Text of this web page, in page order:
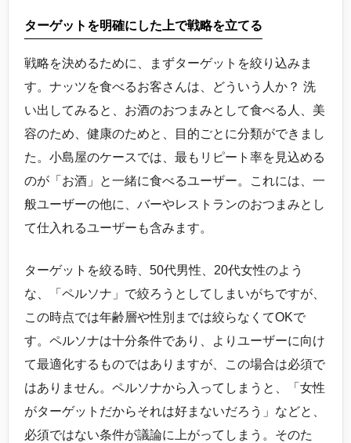
ターゲットを明確にした上で戦略を立てる
戦略を決めるために、まずターゲットを絞り込みま
す。ナッツを食べるお客さんは、どういう人か？ 洗
い出してみると、お酒のおつまみとして食べる人、美
容のため、健康のためと、目的ごとに分類ができまし
た。小島屋のケースでは、最もリピート率を見込める
のが「お酒」と一緒に食べるユーザー。これには、一
般ユーザーの他に、バーやレストランのおつまみとし
て仕入れるユーザーも含みます。
ターゲットを絞る時、50代男性、20代女性のよう
な、「ペルソナ」で絞ろうとしてしまいがちですが、
この時点では年齢層や性別までは絞らなくてOKで
す。ペルソナは十分条件であり、よりユーザーに向け
て最適化するものではありますが、この場合は必須で
はありません。ペルソナから入ってしまうと、「女性
がターゲットだからそれは好まないだろう」などと、
必須ではない条件が議論に上がってしまう。そのた